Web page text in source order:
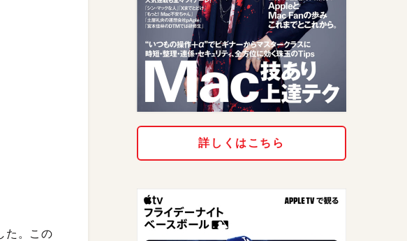
た。この
詳しくはこちら